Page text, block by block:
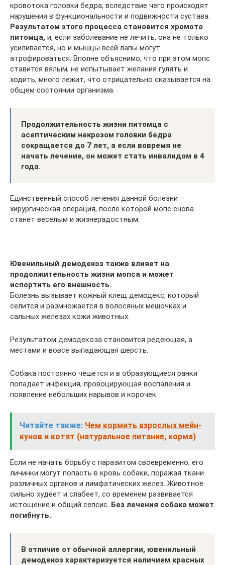
кровотока головки бедра, вследствие чего происходят
нарушения в функциональности и подвижности сустава.
Результатом этого процесса становится хромота
питомца, и, если заболевание не лечить, она не только
усиливается, но и мышцы всей лапы могут
атрофироваться. Вполне объяснимо, что при этом мопс
ставится вялым, не испытывает желания гулять и
ходить, много лежит, что отрицательно сказывается на
общем состоянии организма.
Продолжительность жизни питомца с
асептическим некрозом головки бедра
сокращается до 7 лет, а если вовремя не
начать лечение, он может стать инвалидом в 4
года.
Единственный способ лечения данной болезни –
хирургическая операция, после которой мопс снова
станет веселым и жизнерадостным.
Ювенильный демодекоз также влияет на
продолжительность жизни мопса и может
испортить его внешность.
Болезнь вызывает кожный клещ демодекс, который
селится и размножается в волосяных мешочках и
сальных железах кожи животных.
Результатом демодекоза становится редеющая, а
местами и вовсе выпадающая шерсть.
Собака постоянно чешется и в образующиеся ранки
попадает инфекция, провоцирующая воспаления и
появление небольших нарывов и корочек.
Читайте также: Чем кормить взрослых мейн-
кунов и котят (натуральное питание, корма)
Если не начать борьбу с паразитом своевременно, его
личинки могут попасть в кровь собаки, поражая ткани
различных органов и лимфатических желез. Животное
сильно худеет и слабеет, со временем развивается
истощение и общий сепсис. Без лечения собака может
погибнуть.
В отличие от обычной аллергии, ювенильный
демодекоз характеризуется наличием красных